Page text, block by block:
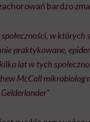
bardzo
w których
praktykowane,
lat w tych
McCall mikrobiolog